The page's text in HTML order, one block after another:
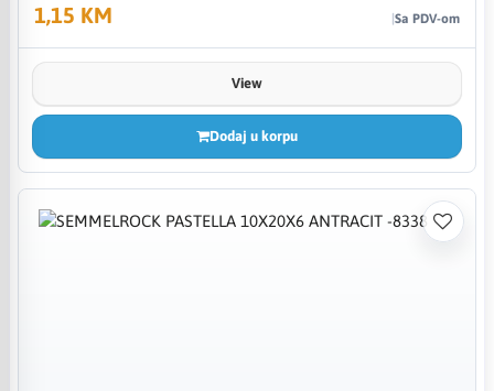
1,15 KM Sa PDV-om
View
Dodaj u korpu